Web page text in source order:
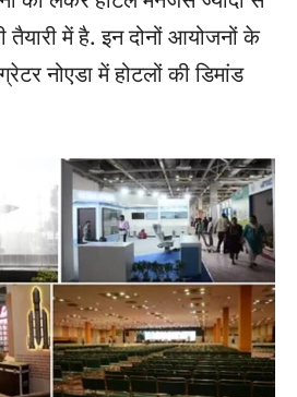
तैयारी में है. इन दोनों आयोजनों के
नोएडा में होटलों की डिमांड